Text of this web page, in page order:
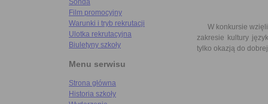
Sonda
Film promocyjny
Warunki i tryb rekrutacji
Ulotka rekrutacyjna
Biuletyny szkoły
Menu serwisu
Strona główna
Historia szkoły
W konkursie wzięli
zakresie kultury
tylko okazją do